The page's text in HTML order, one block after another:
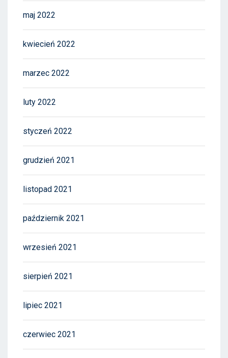
maj 2022
kwiecień 2022
marzec 2022
luty 2022
styczeń 2022
grudzień 2021
listopad 2021
październik 2021
wrzesień 2021
sierpień 2021
lipiec 2021
czerwiec 2021